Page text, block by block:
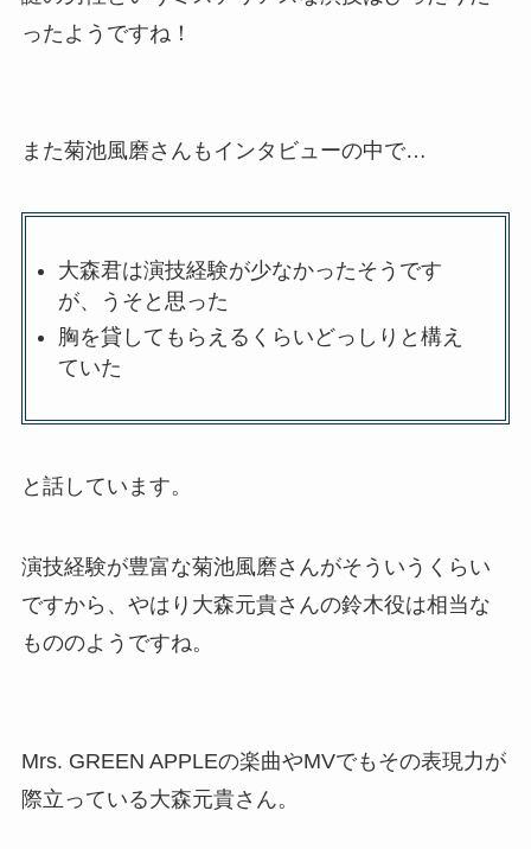
ったようですね！
また菊池風磨さんもインタビューの中で…
大森君は演技経験が少なかったそうです
が、うそと思った
胸を貸してもらえるくらいどっしりと構え
ていた
と話しています。
演技経験が豊富な菊池風磨さんがそういうくらい
ですから、やはり大森元貴さんの鈴木役は相当な
もののようですね。
Mrs. GREEN APPLEの楽曲やMVでもその表現力が
際立っている大森元貴さん。